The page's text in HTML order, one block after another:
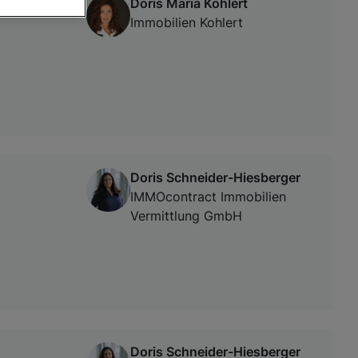
Immobilien Kohlert
Doris Schneider-Hiesberger
IMMOcontract Immobilien
Vermittlung GmbH
Doris Schneider-Hiesberger
oder Zugriff